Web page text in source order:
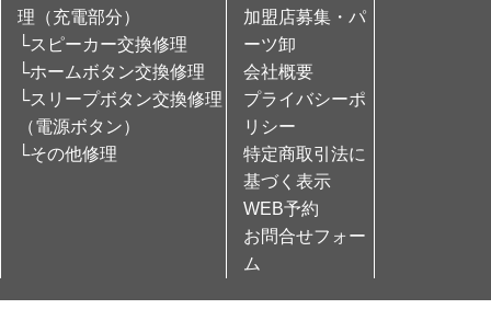
理（充電部分）
└スピーカー交換修理
└ホームボタン交換修理
└スリープボタン交換修理
（電源ボタン）
└その他修理
加盟店募集・パ
ーツ卸
会社概要
プライバシーポ
リシー
特定商取引法に
基づく表示
WEB予約
お問合せフォー
ム